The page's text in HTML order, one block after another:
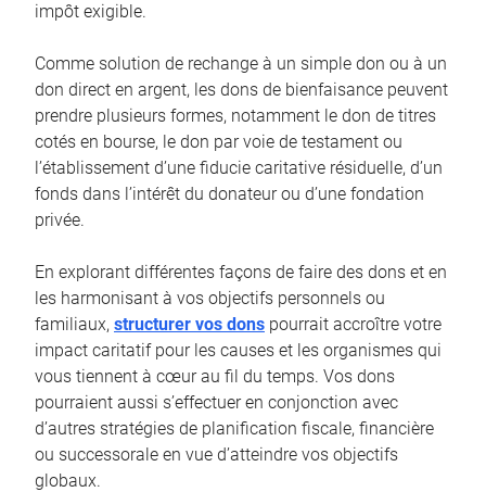
impôt exigible.
Comme solution de rechange à un simple don ou à un
don direct en argent, les dons de bienfaisance peuvent
prendre plusieurs formes, notamment le don de titres
cotés en bourse, le don par voie de testament ou
l’établissement d’une fiducie caritative résiduelle, d’un
fonds dans l’intérêt du donateur ou d’une fondation
privée.
En explorant différentes façons de faire des dons et en
les harmonisant à vos objectifs personnels ou
familiaux, structurer vos dons pourrait accroître votre
impact caritatif pour les causes et les organismes qui
vous tiennent à cœur au fil du temps. Vos dons
pourraient aussi s’effectuer en conjonction avec
d’autres stratégies de planification fiscale, financière
ou successorale en vue d’atteindre vos objectifs
globaux.